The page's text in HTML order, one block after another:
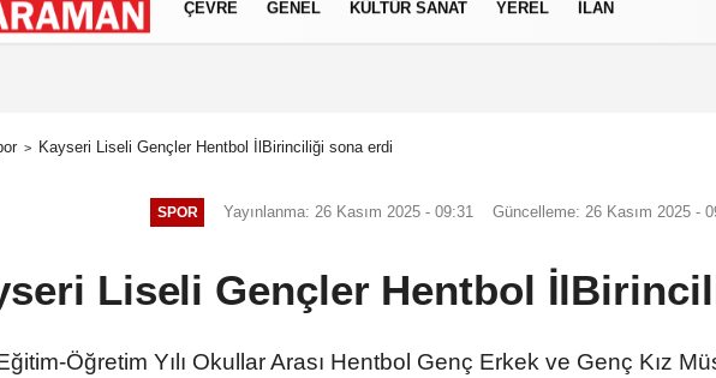
Çerez Politikası Gizlilik İlkeleri
ÇEVRE GENEL KÜLTÜR SANAT YEREL İLAN
Kayseri Liseli Gençler Hentbol İlBirinciliği sona erdi
SPOR Yayınlanma: 26 Kasım 2025 - 09:31 Güncelleme: 26 Kasım 2025 -
Liseli Gençler Hentbol
Öğretim Yılı Okullar Arası Hentbol Genç Erkek ve Genç Kız